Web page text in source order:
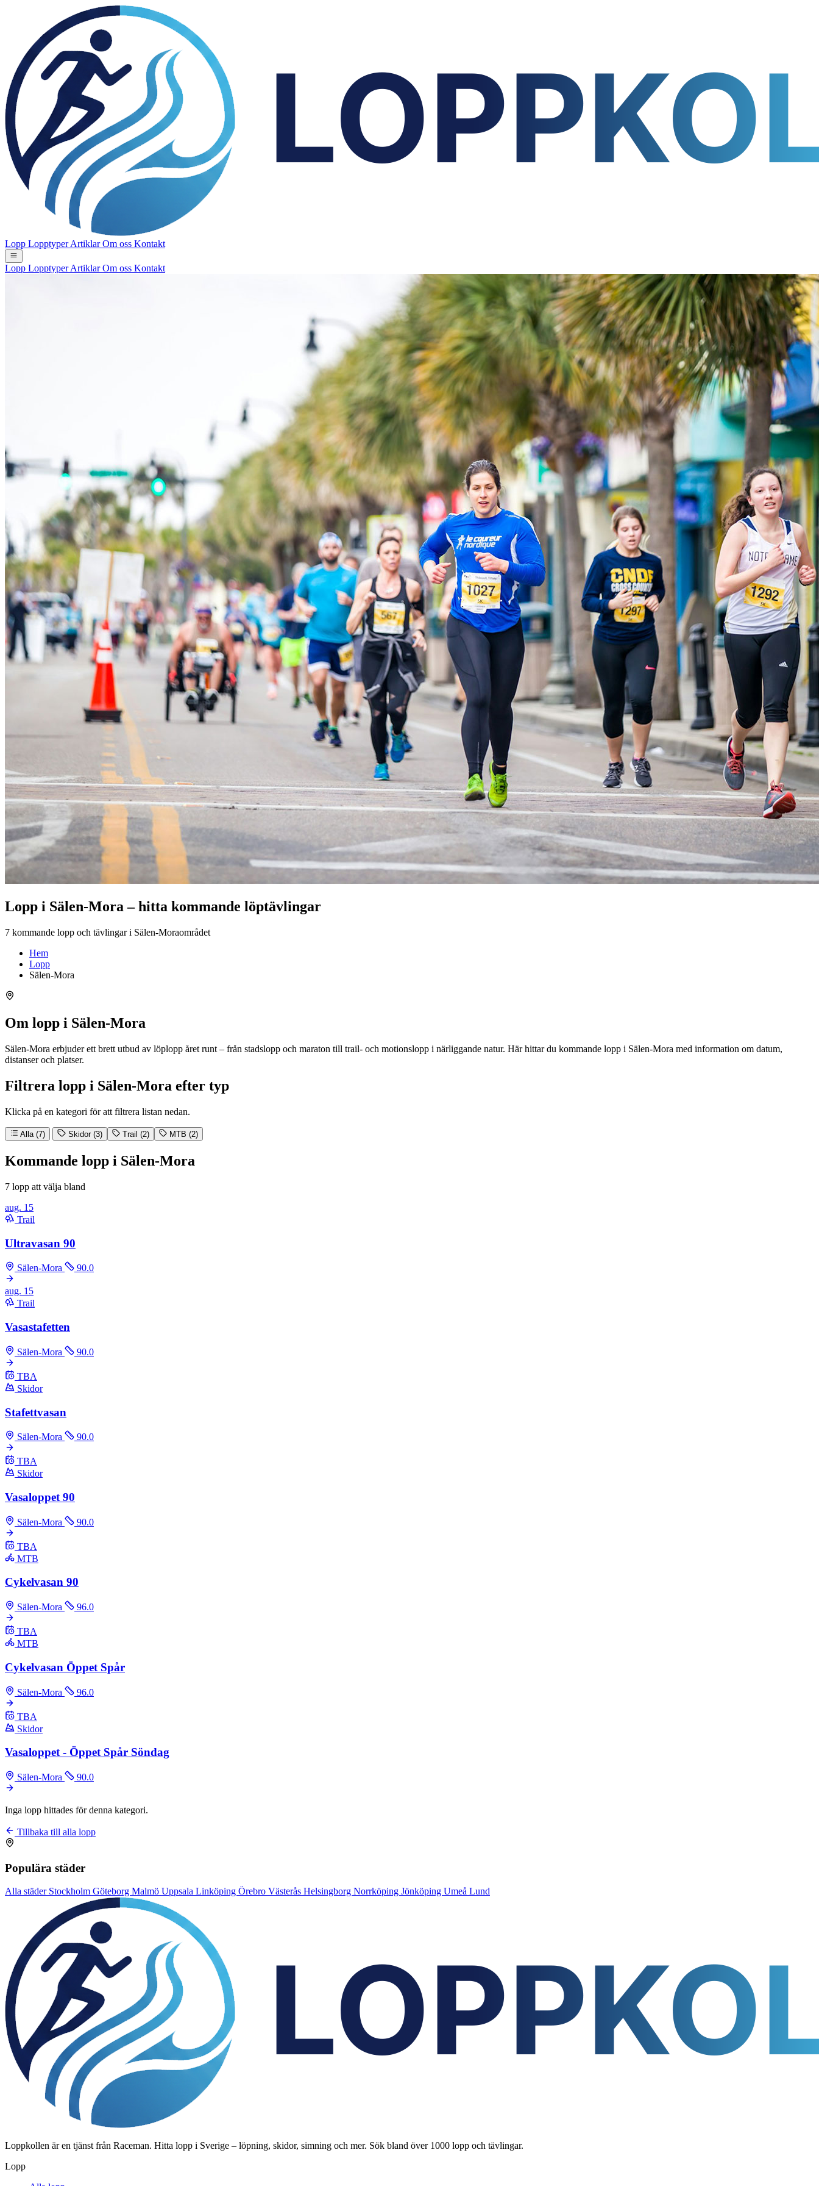
Lopp LopptyperArtiklarOm oss Kontakt
Lopp LopptyperArtiklarOm oss Kontakt
Lopp i Sälen-Mora – hitta kommande löptävlingar
7 kommande lopp och tävlingar i Sälen-Moraområdet
Hem
Lopp
Sälen-Mora
Om lopp i Sälen-Mora
Sälen-Mora erbjuder ett brett utbud av löplopp året runt – från stadslopp och maraton till trail- och motionslopp i närliggande natur. Här hittar du kommande lopp i Sälen-Mora med information om datum,
distanser och platser.
Filtrera lopp i Sälen-Mora efter typ
Klicka på en kategori för att filtrera listan nedan.
Alla (7) Skidor (3) Trail (2) MTB (2)
Kommande lopp i Sälen-Mora
7 lopp att välja bland
aug. 15
Trail
Ultravasan 90
Sälen-Mora 90.0
aug. 15
Trail
Vasastafetten
Sälen-Mora 90.0
TBA
Skidor
Stafettvasan
Sälen-Mora 90.0
TBA
Skidor
Vasaloppet 90
Sälen-Mora 90.0
TBA
MTB
Cykelvasan 90
Sälen-Mora 96.0
TBA
MTB
Cykelvasan Öppet Spår
Sälen-Mora 96.0
TBA
Skidor
Vasaloppet - Öppet Spår Söndag
Sälen-Mora 90.0
Inga lopp hittades för denna kategori.
Tillbaka till alla lopp
Populära städer
Alla städer Stockholm Göteborg Malmö Uppsala Linköping Örebro Västerås Helsingborg Norrköping Jönköping Umeå Lund
Loppkollen är en tjänst från Raceman. Hitta lopp i Sverige – löpning, skidor, simning och mer. Sök bland över 1000 lopp och tävlingar.
Lopp